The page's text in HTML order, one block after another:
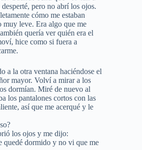
pero no abrí los ojos.
cómo me estaban
muy leve. Era algo que me
quería ver quién era el
hice como si fuera a
a la otra ventana haciéndose el
mayor. Volví a mirar a los
dormían. Miré de nuevo al
los pantalones cortos con las
así que me acerqué y le
los ojos y me dijo:
dormido y no vi que me